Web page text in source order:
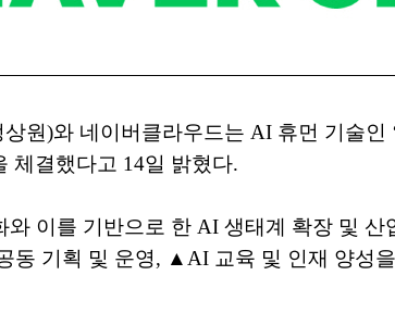
원)와 네이버클라우드는 AI 휴먼 기술인
체결했다고 14일 밝혔다.
이를 기반으로 한 AI 생태계 확장 및
기획 및 운영, ▲AI 교육 및 인재 양성